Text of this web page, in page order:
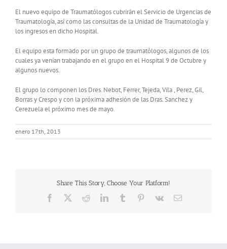
El nuevo equipo de Traumatólogos cubrirán el Servicio de Urgencias de
Traumatología, así como las consultas de la Unidad de Traumatología y
los ingresos en dicho Hospital.
El equipo esta formado por un grupo de traumatólogos, algunos de los
cuales ya venían trabajando en el grupo en el Hospital 9 de Octubre y
algunos nuevos.
El grupo lo componen los Dres. Nebot, Ferrer, Tejeda, Vila , Perez, Gil,
Borras y Crespo y con la próxima adhesión de las Dras. Sanchez y
Cerezuela el próximo mes de mayo.
enero 17th, 2013
Share This Story, Choose Your Platform!
Facebook RedditLinkedInTumblr Pinterest
Vk
Correo